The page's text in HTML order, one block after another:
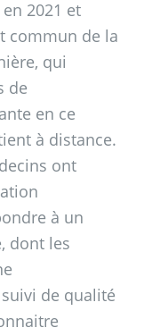
2021 et
commun de la
qui
de
en ce
à distance.
ont
à un
dont les
de qualité